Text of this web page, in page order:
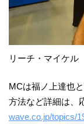
リーチ・マイケル
MCは福ノ上達也
方法など詳細は、
wave.co.jp/topics/